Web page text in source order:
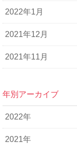
2022年1月
2021年12月
2021年11月
年別アーカイブ
2022年
2021年